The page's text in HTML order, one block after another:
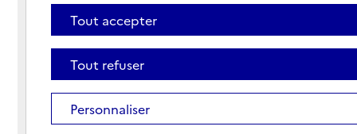
79160 - Villiers-en-Plaine
Voir itinéraire
Téléphone :
05 49 35 57 57
Contact
Contact
Site Internet
Site internet non renseigné
Tout accepter
Tout refuser
Personnaliser